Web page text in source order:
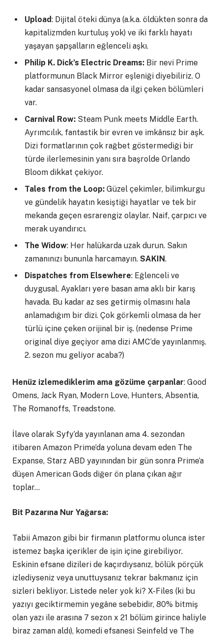
Upload: Dijital öteki dünya (a.k.a. öldükten sonra da
kapitalizmden kurtuluş yok) ve iki farklı hayatı
yaşayan şapşalların eğlenceli aşkı.
Philip K. Dick’s Electric Dreams: Bir nevi Prime
platformunun Black Mirror eşleniği diyebiliriz. O
kadar sansasyonel olmasa da ilgi çeken bölümleri
var.
Carnival Row: Steam Punk meets Middle Earth.
Ayrımcılık, fantastik bir evren ve imkânsız bir aşk.
Dizi formatlarının çok rağbet göstermediği bir
türde ilerlemesinin yanı sıra başrolde Orlando
Bloom dikkat çekiyor.
Tales from the Loop: Güzel çekimler, bilimkurgu
ve gündelik hayatın kesiştiği hayatlar ve tek bir
mekanda geçen esrarengiz olaylar. Naif, çarpıcı ve
merak uyandırıcı.
The Widow: Her halükarda uzak durun. Sakın
zamanınızı bununla harcamayın. SAKIN.
Dispatches from Elsewhere: Eğlenceli ve
duygusal. Ayakları yere basan ama aklı bir karış
havada. Bu kadar az ses getirmiş olmasını hala
anlamadığım bir dizi. Çok görkemli olmasa da her
türlü içine çeken orijinal bir iş. (nedense Prime
original diye geçiyor ama dizi AMC’de yayınlanmış.
2. sezon mu geliyor acaba?)
Henüz izlemediklerim ama gözüme çarpanlar: Good
Omens, Jack Ryan, Modern Love, Hunters, Absentia,
The Romanoffs, Treadstone.
İlave olarak Syfy’da yayınlanan ama 4. sezondan
itibaren Amazon Prime’da yoluna devam eden The
Expanse, Starz ABD yayınından bir gün sonra Prime’a
düşen American Gods diğer ön plana çıkan ağır
toplar…
Bit Pazarına Nur Yağarsa:
Tabii Amazon gibi bir firmanın platformu olunca ister
istemez başka içerikler de işin içine girebiliyor.
Eskinin efsane dizileri de kaçırdıysanız, bölük pörçük
izlediyseniz veya unuttuysanız tekrar bakmanız için
sizleri bekliyor. Listede neler yok ki? X-Files (ki bu
yazıyı geciktirmemin yegâne sebebidir, 80% bitmiş
olan yazı ile arasına 7 sezon x 21 bölüm girince haliyle
biraz zaman aldı), komedi efsanesi Seinfeld ve The